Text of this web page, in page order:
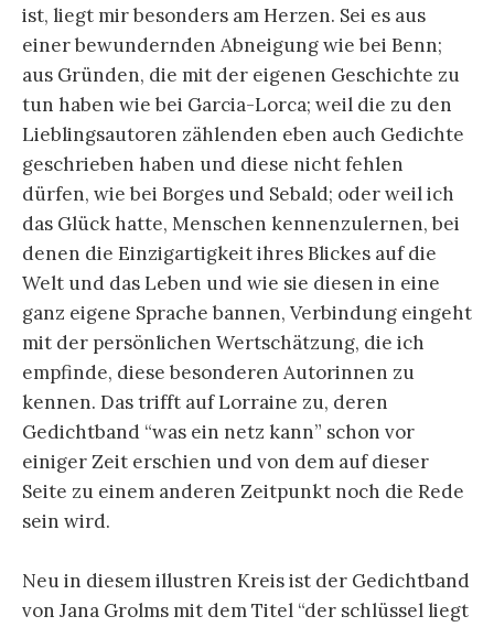
ist, liegt mir besonders am Herzen. Sei es aus
einer bewundernden Abneigung wie bei Benn;
aus Gründen, die mit der eigenen Geschichte zu
tun haben wie bei Garcia-Lorca; weil die zu den
Lieblingsautoren zählenden eben auch Gedichte
geschrieben haben und diese nicht fehlen
dürfen, wie bei Borges und Sebald; oder weil ich
das Glück hatte, Menschen kennenzulernen, bei
denen die Einzigartigkeit ihres Blickes auf die
Welt und das Leben und wie sie diesen in eine
ganz eigene Sprache bannen, Verbindung eingeht
mit der persönlichen Wertschätzung, die ich
empfinde, diese besonderen Autorinnen zu
kennen. Das trifft auf Lorraine zu, deren
Gedichtband “was ein netz kann” schon vor
einiger Zeit erschien und von dem auf dieser
Seite zu einem anderen Zeitpunkt noch die Rede
sein wird.
Neu in diesem illustren Kreis ist der Gedichtband
von Jana Grolms mit dem Titel “der schlüssel liegt